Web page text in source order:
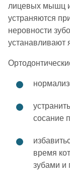
лицевых мышц и
устраняются
неровности
устанавливают
сосание
время
зубами и